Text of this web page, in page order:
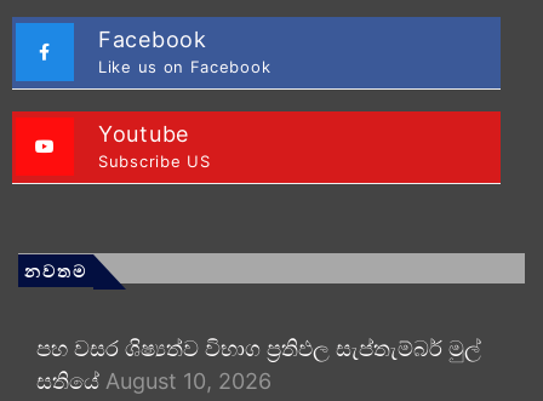
Facebook
Like us on Facebook
Youtube
Subscribe US
නවතම
පහ වසර ශිෂ්‍යත්ව විභාග ප්‍රතිඵල සැප්තැම්බර් මුල්
සතියේ August 10, 2026